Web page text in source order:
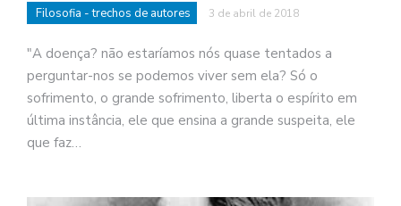
Filosofia - trechos de autores 3 de abril de 2018
"A doença? não estaríamos nós quase tentados a
perguntar-nos se podemos viver sem ela? Só o
sofrimento, o grande sofrimento, liberta o espírito em
última instância, ele que ensina a grande suspeita, ele
que faz…